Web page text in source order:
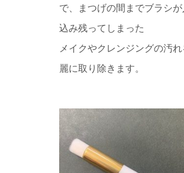
で、まつげの間までブラシが
込み残ってしまった
メイクやクレンジングの汚
麗に取り除きます。